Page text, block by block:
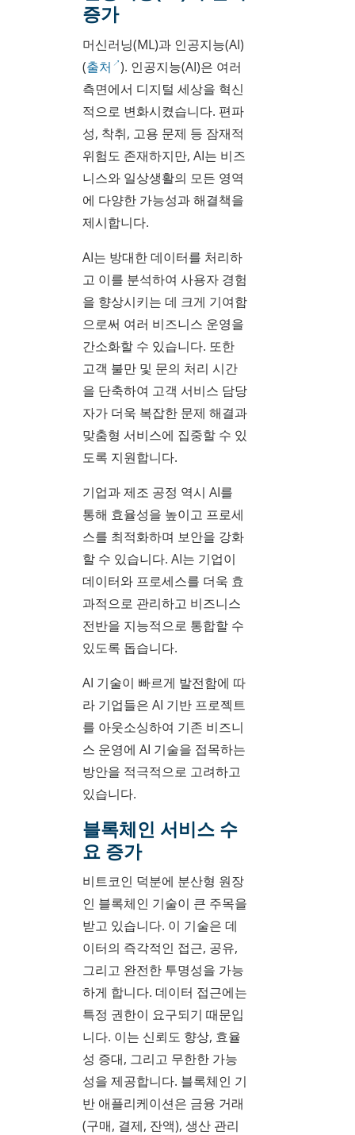
증가
머신러닝(ML)과 인공지능(AI)
(출처 ). 인공지능(AI)은 여러
측면에서 디지털 세상을 혁신
적으로 변화시켰습니다. 편파
성, 착취, 고용 문제 등 잠재적
위험도 존재하지만, AI는 비즈
니스와 일상생활의 모든 영역
에 다양한 가능성과 해결책을
제시합니다.
AI는 방대한 데이터를 처리하
고 이를 분석하여 사용자 경험
을 향상시키는 데 크게 기여함
으로써 여러 비즈니스 운영을
간소화할 수 있습니다. 또한
고객 불만 및 문의 처리 시간
을 단축하여 고객 서비스 담당
자가 더욱 복잡한 문제 해결과
맞춤형 서비스에 집중할 수 있
도록 지원합니다.
기업과 제조 공정 역시 AI를
통해 효율성을 높이고 프로세
스를 최적화하며 보안을 강화
할 수 있습니다. AI는 기업이
데이터와 프로세스를 더욱 효
과적으로 관리하고 비즈니스
전반을 지능적으로 통합할 수
있도록 돕습니다.
AI 기술이 빠르게 발전함에 따
라 기업들은 AI 기반 프로젝트
를 아웃소싱하여 기존 비즈니
스 운영에 AI 기술을 접목하는
방안을 적극적으로 고려하고
있습니다.
블록체인 서비스 수
요 증가
비트코인 덕분에 분산형 원장
인 블록체인 기술이 큰 주목을
받고 있습니다. 이 기술은 데
이터의 즉각적인 접근, 공유,
그리고 완전한 투명성을 가능
하게 합니다. 데이터 접근에는
특정 권한이 요구되기 때문입
니다. 이는 신뢰도 향상, 효율
성 증대, 그리고 무한한 가능
성을 제공합니다. 블록체인 기
반 애플리케이션은 금융 거래
(구매, 결제, 잔액), 생산 관리